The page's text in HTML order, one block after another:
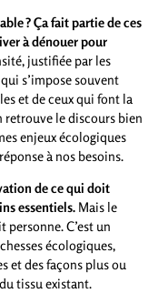
? Ça fait partie de ces
à dénouer pour
justifiée par les
s’impose souvent
et de ceux qui font la
retrouve le discours bien
enjeux écologiques
à nos besoins.
de ce qui doit
essentiels. Mais le
C’est un
écologiques,
et des façons plus ou
tissu existant.